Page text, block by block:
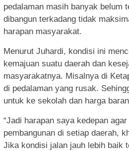
pedalaman masih banyak belum
dibangun terkadang tidak
harapan masyarakat.
Menurut Juhardi, kondisi ini
kemajuan suatu daerah dan
masyarakatnya. Misalnya di
di pedalaman yang rusak.
untuk ke sekolah dan harga
“Jadi harapan saya kedepan
pembangunan di setiap daerah,
Jika kondisi jalan jauh lebih baik